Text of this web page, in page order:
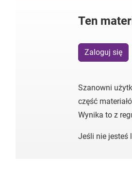
Ten
Zaloguj się
Szanowni
część
Wynika to z
Jeśli nie jesteś